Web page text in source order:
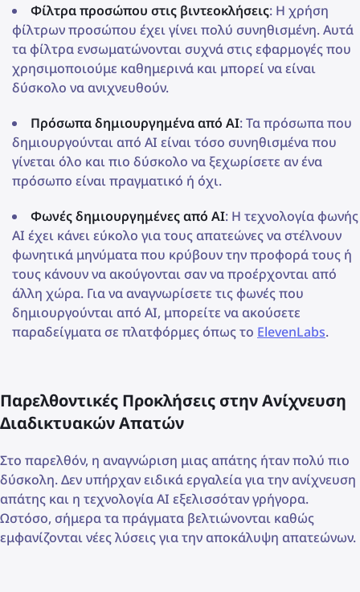
Φίλτρα προσώπου στις βιντεοκλήσεις: Η χρήση
φίλτρων προσώπου έχει γίνει πολύ συνηθισμένη. Αυτά
τα φίλτρα ενσωματώνονται συχνά στις εφαρμογές που
χρησιμοποιούμε καθημερινά και μπορεί να είναι
δύσκολο να ανιχνευθούν.
Πρόσωπα δημιουργημένα από AI: Τα πρόσωπα που
δημιουργούνται από AI είναι τόσο συνηθισμένα που
γίνεται όλο και πιο δύσκολο να ξεχωρίσετε αν ένα
πρόσωπο είναι πραγματικό ή όχι.
Φωνές δημιουργημένες από AI: Η τεχνολογία φωνής
AI έχει κάνει εύκολο για τους απατεώνες να στέλνουν
φωνητικά μηνύματα που κρύβουν την προφορά τους ή
τους κάνουν να ακούγονται σαν να προέρχονται από
άλλη χώρα. Για να αναγνωρίσετε τις φωνές που
δημιουργούνται από AI, μπορείτε να ακούσετε
παραδείγματα σε πλατφόρμες όπως το ElevenLabs.
Παρελθοντικές Προκλήσεις στην Ανίχνευση
Διαδικτυακών Απατών
Στο παρελθόν, η αναγνώριση μιας απάτης ήταν πολύ πιο
δύσκολη. Δεν υπήρχαν ειδικά εργαλεία για την ανίχνευση
απάτης και η τεχνολογία AI εξελισσόταν γρήγορα.
Ωστόσο, σήμερα τα πράγματα βελτιώνονται καθώς
εμφανίζονται νέες λύσεις για την αποκάλυψη απατεώνων.